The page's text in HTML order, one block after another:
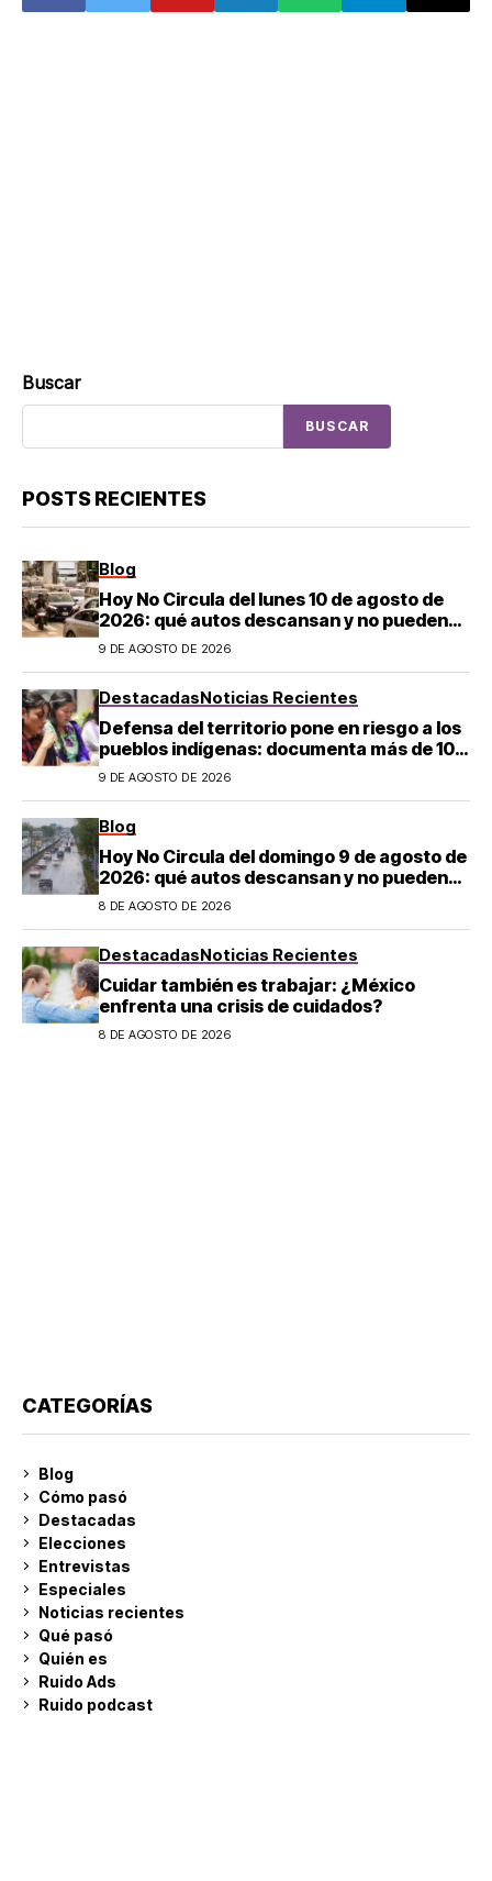
Buscar
BUSCAR
POSTS RECIENTES
Blog
Hoy No Circula del lunes 10 de agosto de
2026: qué autos descansan y no pueden
salir en CDMX y el Estado de México; estos
9 DE AGOSTO DE 2026
DestacadasNoticias Recientes
Defensa del territorio pone en riesgo a los
pueblos indígenas: documenta más de 100
desapariciones
9 DE AGOSTO DE 2026
Blog
Hoy No Circula del domingo 9 de agosto de
2026: qué autos descansan y no pueden
salir en CDMX y el Estado de México; estos
8 DE AGOSTO DE 2026
DestacadasNoticias Recientes
Cuidar también es trabajar: ¿México
enfrenta una crisis de cuidados?
8 DE AGOSTO DE 2026
CATEGORÍAS
Blog
Cómo pasó
Destacadas
Elecciones
Entrevistas
Especiales
Noticias recientes
Qué pasó
Quién es
Ruido Ads
Ruido podcast